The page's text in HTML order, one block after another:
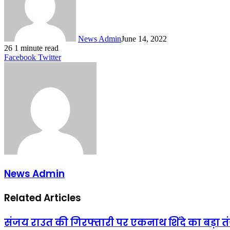
News AdminJune 14, 2022
26 1 minute read
Facebook TwitterLinkedIn
Tumblr
Pinterest
Reddit
VKontakte
Share
Print
News Admin
Related Articles
संजय राउत की गिरफ्तारी पर एकनाथ शिंदे का बड़ा